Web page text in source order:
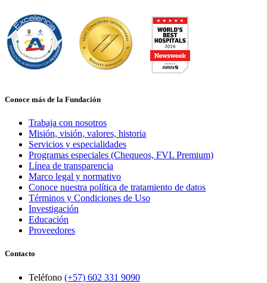
Conoce más de la Fundación
Trabaja con nosotros
Misión, visión, valores, historia
Servicios y especialidades
Programas especiales (Chequeos, FVL Premium)
Línea de transparencia
Marco legal y normativo
Conoce nuestra política de tratamiento de datos
Términos y Condiciones de Uso
Investigación
Educación
Proveedores
Contacto
Teléfono (+57) 602 331 9090